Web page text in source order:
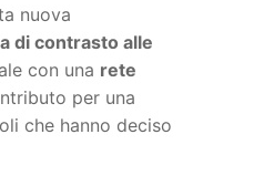
nuova
di contrasto alle
con una rete
per una
che hanno deciso